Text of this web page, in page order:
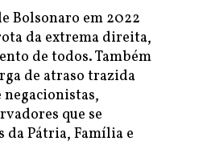
Bolsonaro em 2022
da extrema direita,
de todos. Também
de atraso trazida
negacionistas,
que se
Pátria, Família e